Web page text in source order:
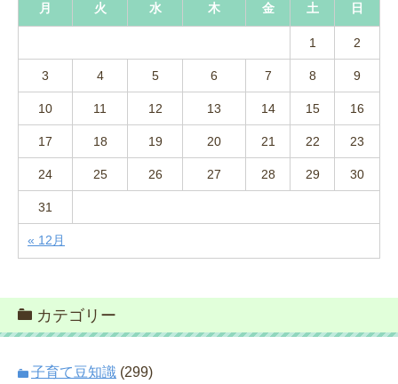
月
火 水 木 金 土 日
« 12月
1 2
3 4 5 6 7 8 9
10 11 12 13 14 15 16
17 18 19 20 21 22 23
24 25 26 27 28 29 30
31
カテゴリー
子育て豆知識 (299)